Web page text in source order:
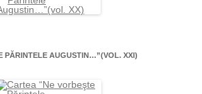
PĂRINTELE AUGUSTIN…”(VOL. XXI)